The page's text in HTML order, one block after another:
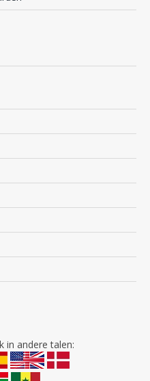
in andere talen: